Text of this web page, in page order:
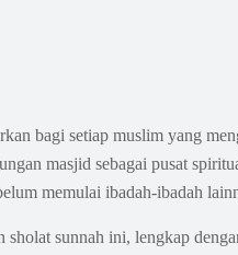
bagi setiap muslim yang
masjid sebagai pusat
memulai ibadah-ibadah
sunnah ini, lengkap